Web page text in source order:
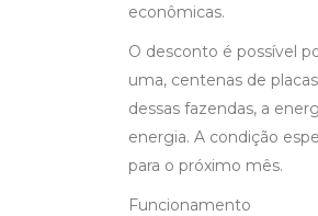
econômicas.
O desconto é possível
uma, centenas de
dessas fazendas, a
energia. A condição
para o próximo mês.
Funcionamento